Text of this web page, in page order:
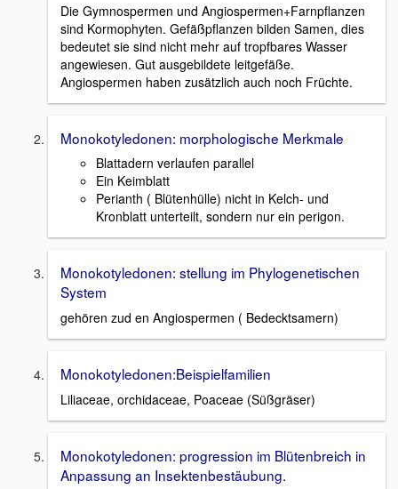
Die Gymnospermen und Angiospermen+Farnpflanzen
sind Kormophyten. Gefäßpflanzen bilden Samen, dies
bedeutet sie sind nicht mehr auf tropfbares Wasser
angewiesen. Gut ausgebildete leitgefäße.
Angiospermen haben zusätzlich auch noch Früchte.
Monokotyledonen: morphologische Merkmale
Blattadern verlaufen parallel
Ein Keimblatt
Perianth ( Blütenhülle) nicht in Kelch- und
Kronblatt unterteilt, sondern nur ein perigon.
Monokotyledonen: stellung im Phylogenetischen
System
gehören zud en Angiospermen ( Bedecktsamern)
Monokotyledonen:Beispielfamilien
Liliaceae, orchidaceae, Poaceae (Süßgräser)
Monokotyledonen: progression im Blütenbreich in
Anpassung an Insektenbestäubung.